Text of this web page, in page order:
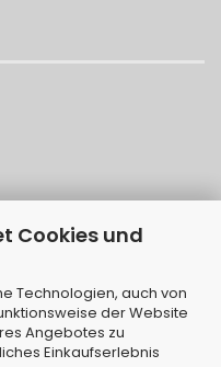
Cookies und
Technologien, auch von
der Website
Angebotes zu
Einkaufserlebnis